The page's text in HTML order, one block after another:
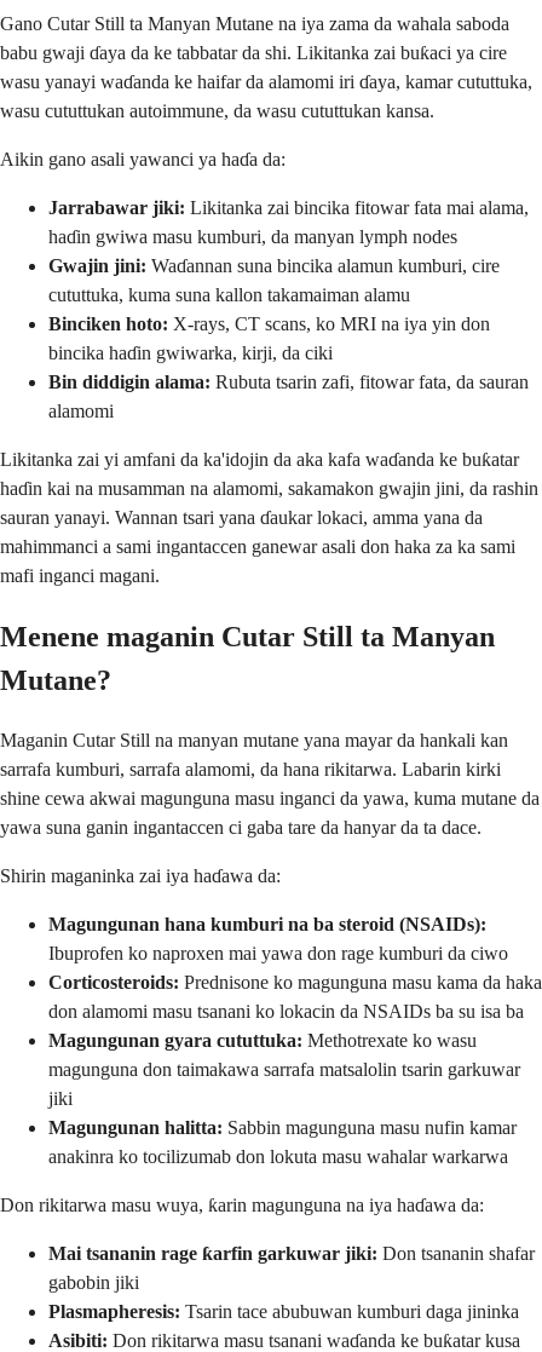
Gano Cutar Still ta Manyan Mutane na iya zama da wahala saboda
babu gwaji ɗaya da ke tabbatar da shi. Likitanka zai buƙaci ya cire
wasu yanayi waɗanda ke haifar da alamomi iri ɗaya, kamar cututtuka,
wasu cututtukan autoimmune, da wasu cututtukan kansa.
Aikin gano asali yawanci ya haɗa da:
Jarrabawar jiki: Likitanka zai bincika fitowar fata mai alama,
haɗin gwiwa masu kumburi, da manyan lymph nodes
Gwajin jini: Waɗannan suna bincika alamun kumburi, cire
cututtuka, kuma suna kallon takamaiman alamu
Binciken hoto: X-rays, CT scans, ko MRI na iya yin don
bincika haɗin gwiwarka, kirji, da ciki
Bin diddigin alama: Rubuta tsarin zafi, fitowar fata, da sauran
alamomi
Likitanka zai yi amfani da ka'idojin da aka kafa waɗanda ke buƙatar
haɗin kai na musamman na alamomi, sakamakon gwajin jini, da rashin
sauran yanayi. Wannan tsari yana ɗaukar lokaci, amma yana da
mahimmanci a sami ingantaccen ganewar asali don haka za ka sami
mafi inganci magani.
Menene maganin Cutar Still ta Manyan
Mutane?
Maganin Cutar Still na manyan mutane yana mayar da hankali kan
sarrafa kumburi, sarrafa alamomi, da hana rikitarwa. Labarin kirki
shine cewa akwai magunguna masu inganci da yawa, kuma mutane da
yawa suna ganin ingantaccen ci gaba tare da hanyar da ta dace.
Shirin maganinka zai iya haɗawa da:
Magungunan hana kumburi na ba steroid (NSAIDs):
Ibuprofen ko naproxen mai yawa don rage kumburi da ciwo
Corticosteroids: Prednisone ko magunguna masu kama da haka
don alamomi masu tsanani ko lokacin da NSAIDs ba su isa ba
Magungunan gyara cututtuka: Methotrexate ko wasu
magunguna don taimakawa sarrafa matsalolin tsarin garkuwar
jiki
Magungunan halitta: Sabbin magunguna masu nufin kamar
anakinra ko tocilizumab don lokuta masu wahalar warkarwa
Don rikitarwa masu wuya, ƙarin magunguna na iya haɗawa da:
Mai tsananin rage ƙarfin garkuwar jiki: Don tsananin shafar
gabobin jiki
Plasmapheresis: Tsarin tace abubuwan kumburi daga jininka
Asibiti: Don rikitarwa masu tsanani waɗanda ke buƙatar kusa